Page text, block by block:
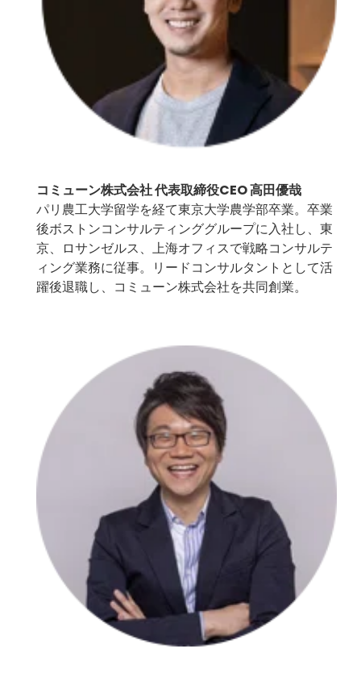
コミューン株式会社 代表取締役CEO 高田優哉
パリ農工大学留学を経て東京大学農学部卒業。卒業
後ボストンコンサルティンググループに入社し、東
京、ロサンゼルス、上海オフィスで戦略コンサルテ
ィング業務に従事。リードコンサルタントとして活
躍後退職し、コミューン株式会社を共同創業。